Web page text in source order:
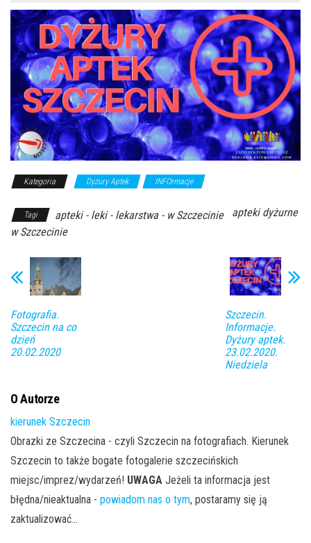
Kategoria Dyżury Aptek INFOrmacje
Tagi apteki - leki - lekarstwa - w Szczecinie
apteki dyżurne
w Szczecinie
Fotografia.
Szczecin na co
dzień
20.02.2020
Szczecin.
Informacje.
Dyżury aptek.
23.02.2020.
Niedziela
O Autorze
kierunek Szczecin
Obrazki ze Szczecina - czyli Szczecin na fotografiach. Kierunek
Szczecin to także bogate fotogalerie szczecińskich
miejsc/imprez/wydarzeń! UWAGA Jeżeli ta informacja jest
błędna/nieaktualna - powiadom nas o tym, postaramy się ją
zaktualizować...